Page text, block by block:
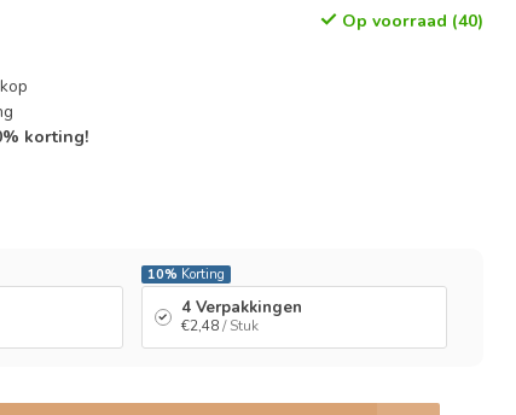
Op voorraad (40)
korting!
10% Korting
4 Verpakkingen
€2,48 / Stuk